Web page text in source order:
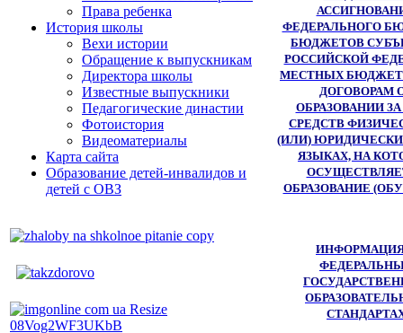
Права ребенка
История школы
Вехи истории
Обращение к выпускникам
Директора школы
Известные выпускники
Педагогические династии
Фотоистория
Видеоматериалы
Карта сайта
Образование детей-инвалидов и
детей с ОВЗ
ФЕДЕРАЛЬНОГО
БЮДЖЕТОВ
РОССИЙСКОЙ
МЕСТНЫХ
ДОГОВОРАМ
ОБРАЗОВАНИИ
СРЕДСТВ
(ИЛИ)
ЯЗЫКАХ, НА
ОБРАЗОВАНИЕ